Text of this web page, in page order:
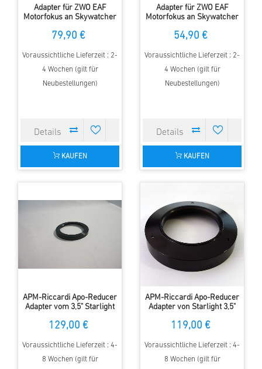
Adapter für ZWO EAF
Motorfokus an Skywatcher
79,90 €
Voraussichtliche Lieferzeit : 2-
4 Wochen (gilt für
Neubestellungen)
KAUFEN
Adapter für ZWO EAF
Motorfokus an Skywatcher
Okularauszüge
54,90 €
Voraussichtliche Lieferzeit : 2-
4 Wochen (gilt für
Neubestellungen)
KAUFEN
APM-Riccardi Apo-Reducer
Adapter vom 3,5" Starlight
Innengewinde
129,00 €
Voraussichtliche Lieferzeit : 4-
8 Wochen (gilt für
APM-Riccardi Apo-Reducer
Adapter von Starlight 3,5"
119,00 €
Voraussichtliche Lieferzeit : 4-
8 Wochen (gilt für